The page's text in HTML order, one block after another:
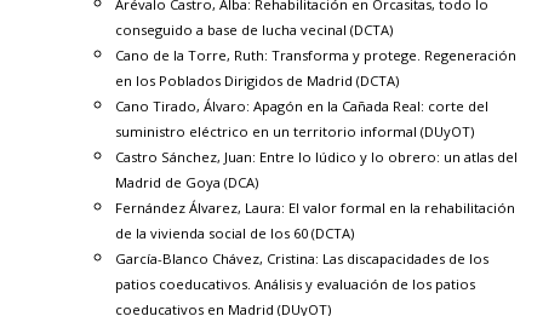
Arévalo Castro, Alba: Rehabilitación en Orcasitas, todo lo
conseguido a base de lucha vecinal (DCTA)
Cano de la Torre, Ruth: Transforma y protege. Regeneración
en los Poblados Dirigidos de Madrid (DCTA)
Cano Tirado, Álvaro: Apagón en la Cañada Real: corte del
suministro eléctrico en un territorio informal (DUyOT)
Castro Sánchez, Juan: Entre lo lúdico y lo obrero: un atlas del
Madrid de Goya (DCA)
Fernández Álvarez, Laura: El valor formal en la rehabilitación
de la vivienda social de los 60 (DCTA)
García-Blanco Chávez, Cristina: Las discapacidades de los
patios coeducativos. Análisis y evaluación de los patios
coeducativos en Madrid (DUyOT)